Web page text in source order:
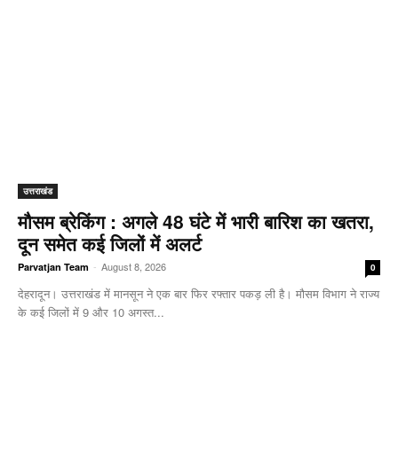
उत्तराखंड
मौसम ब्रेकिंग : अगले 48 घंटे में भारी बारिश का खतरा,
दून समेत कई जिलों में अलर्ट
Parvatjan Team - August 8, 2026 0
देहरादून। उत्तराखंड में मानसून ने एक बार फिर रफ्तार पकड़ ली है। मौसम विभाग ने राज्य
के कई जिलों में 9 और 10 अगस्त...